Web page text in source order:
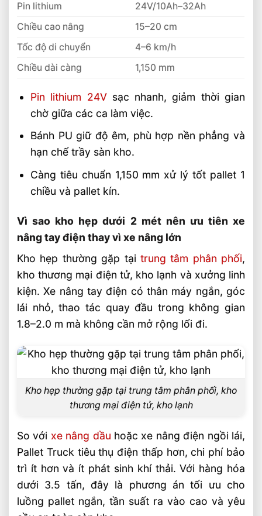
Pin lithium
24V/10Ah–32Ah
Chiều cao nâng
15–20 cm
Tốc độ di chuyển
4–6 km/h
Chiều dài càng
1,150 mm
Pin lithium 24Vsạc nhanh, giảm thời gian
chờ giữa các ca làm việc.
Bánh PU giữ độ êm, phù hợp nền phẳng và
hạn chế trầy sàn kho.
Càng tiêu chuẩn 1,150 mm xử lý tốt pallet 1
chiều và pallet kín.
Vì sao kho hẹp dưới 2 mét nên ưu tiên xe
nâng tay điện thay vì xe nâng lớn
Kho hẹp thường gặp tại trung tâm phân phối,
kho thương mại điện tử, kho lạnh và xưởng linh
kiện. Xe nâng tay điện có thân máy ngắn, góc
lái nhỏ, thao tác quay đầu trong không gian
1.8–2.0 m mà không cần mở rộng lối đi.
Kho hẹp thường gặp tại trung tâm phân phối, kho
thương mại điện tử, kho lạnh
So với xe nâng dầu hoặc xe nâng điện ngồi lái,
Pallet Truck tiêu thụ điện thấp hơn, chi phí bảo
trì ít hơn và ít phát sinh khí thải. Với hàng hóa
dưới 3.5 tấn, đây là phương án tối ưu cho
luồng pallet ngắn, tần suất ra vào cao và yêu